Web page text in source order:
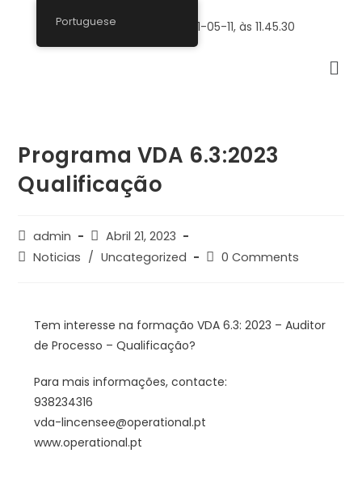
Programa VDA 6.3:2023
Qualificação
admin
Abril 21, 2023
Noticias / Uncategorized 0 Comments
Tem interesse na formação VDA 6.3: 2023 – Auditor
de Processo – Qualificação?
Para mais informações, contacte:
938234316
vda-lincensee@operational.pt
www.operational.pt
Portuguese